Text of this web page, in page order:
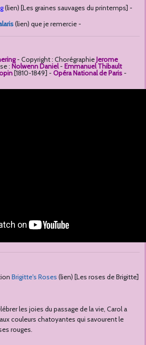
(lien) [Les graines sauvages du printemps] -
(lien) que je remercie -
- Copyright : ChorégraphieJerome
: Nolwenn Daniel- Emmanuel Thibault
[1810-1849] - Opéra National de Paris -
Brigitte's Roses (lien) [Les roses de Brigitte]
les joies du passage de la vie, Carol a
couleurs chatoyantes qui savourent le
rouges.